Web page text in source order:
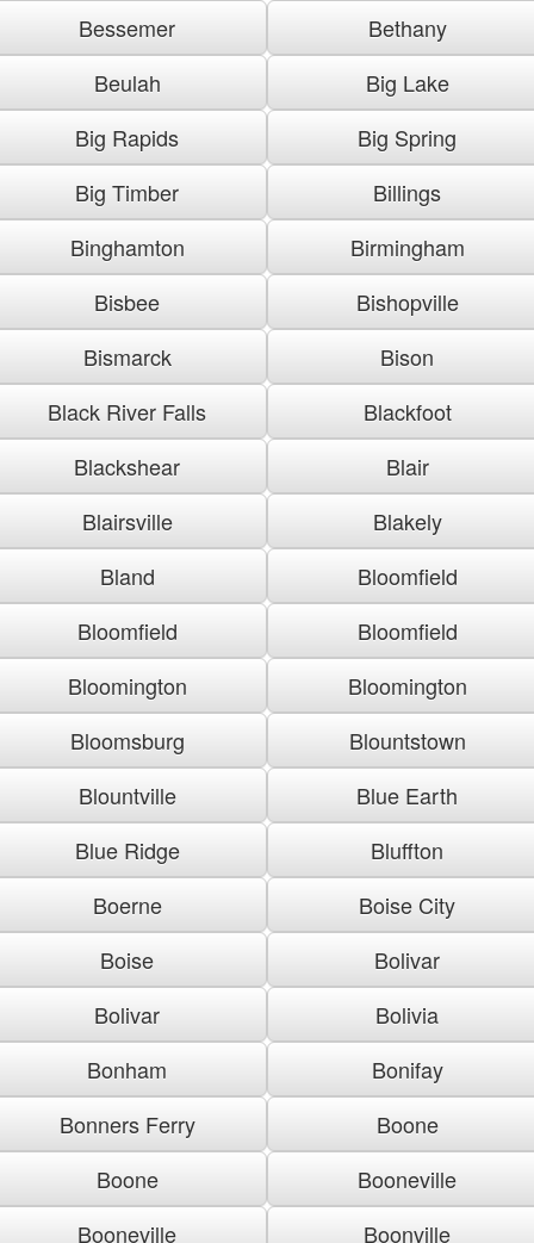
Bessemer
Bethany
Beulah
Big Lake
Big Rapids
Big Spring
Big Timber
Billings
Binghamton
Birmingham
Bisbee
Bishopville
Bismarck
Bison
Black River Falls
Blackfoot
Blackshear
Blair
Blairsville
Blakely
Bland
Bloomfield
Bloomfield
Bloomfield
Bloomington
Bloomington
Bloomsburg
Blountstown
Blountville
Blue Earth
Blue Ridge
Bluffton
Boerne
Boise City
Boise
Bolivar
Bolivar
Bolivia
Bonham
Bonifay
Bonners Ferry
Boone
Boone
Booneville
Booneville
Boonville